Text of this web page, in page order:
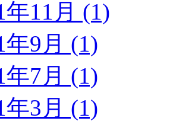
年11月 (1)
年9月 (1)
年7月 (1)
年3月 (1)